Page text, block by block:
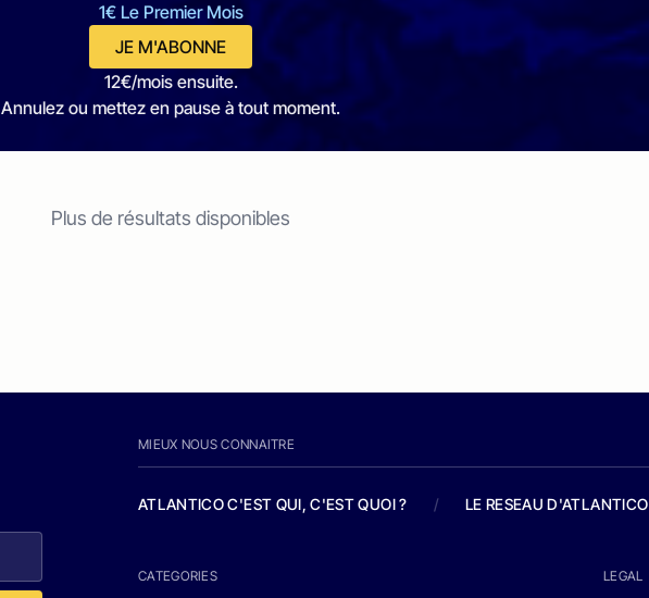
1€ Le Premier Mois
JE M'ABONNE
12€/mois ensuite.
Annulez ou mettez en pause à tout moment.
Plus de résultats disponibles
MIEUX NOUS CONNAITRE
ATLANTICO C'EST QUI, C'EST QUOI ? / LE RESEAU D'ATLANTICO
CATEGORIES LEGAL